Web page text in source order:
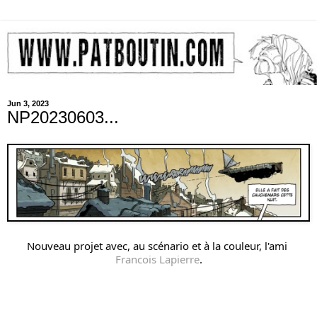
Jun 3, 2023
NP20230603...
Francois Lapierre.